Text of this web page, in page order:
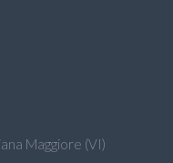
Maggiore (VI)